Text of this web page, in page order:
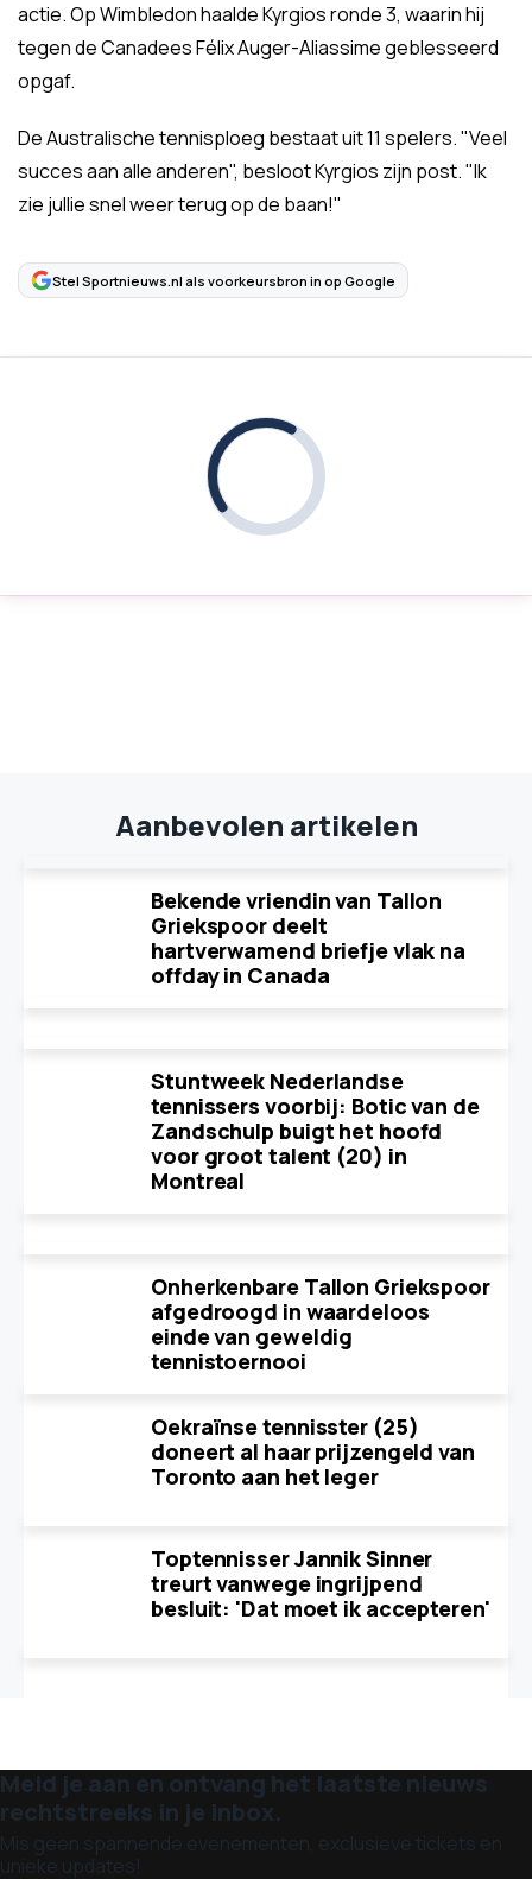
actie. Op Wimbledon haalde Kyrgios ronde 3, waarin hij
tegen de Canadees Félix Auger-Aliassime geblesseerd
opgaf.
De Australische tennisploeg bestaat uit 11 spelers. "Veel
succes aan alle anderen", besloot Kyrgios zijn post. "Ik
zie jullie snel weer terug op de baan!"
Stel Sportnieuws.nl als voorkeursbron in op Google
Aanbevolen artikelen
Bekende vriendin van Tallon
Griekspoor deelt
hartverwamend briefje vlak na
offday in Canada
Stuntweek Nederlandse
tennissers voorbij: Botic van de
Zandschulp buigt het hoofd
voor groot talent (20) in
Montreal
Onherkenbare Tallon Griekspoor
afgedroogd in waardeloos
einde van geweldig
tennistoernooi
Oekraïnse tennisster (25)
doneert al haar prijzengeld van
Toronto aan het leger
Toptennisser Jannik Sinner
treurt vanwege ingrijpend
besluit: 'Dat moet ik accepteren'
Meld je aan en ontvang het laatste nieuws
rechtstreeks in je inbox.
Mis geen spannende evenementen, exclusieve tickets en
unieke updates!